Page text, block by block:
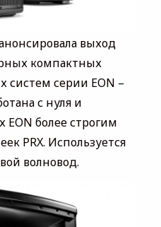
выход
компактных
систем серии EON –
с нуля и
EON более строгим
PRX. Используется
волновод.